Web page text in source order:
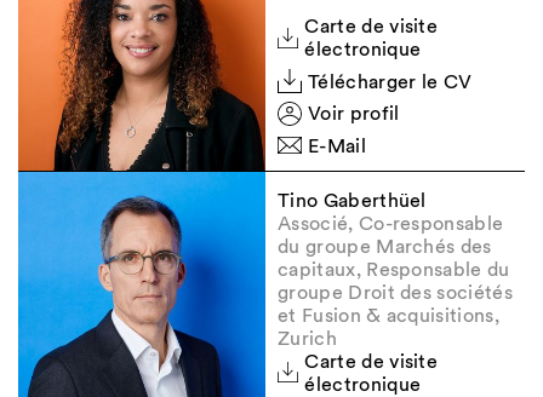
Carte de visite
électronique
Télécharger le CV
Voir profil
E-Mail
Tino Gaberthüel
Associé, Co-responsable
du groupe Marchés des
capitaux, Responsable du
groupe Droit des sociétés
et Fusion & acquisitions,
Zurich
Carte de visite
électronique